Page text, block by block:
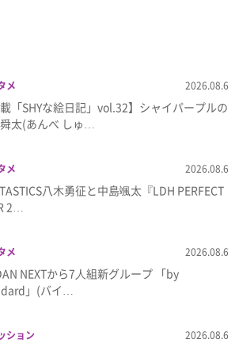
メ 2026.08.6
載「SHYな絵日記」vol.32】シャイパープルの
太(あんべ しゅ…
メ 2026.08.6
八木勇征と中島颯太『LDH PERFECT
2…
メ 2026.08.6
NEXTから7⼈組新グループ 「by
」(バイ…
ション 2026.08.6